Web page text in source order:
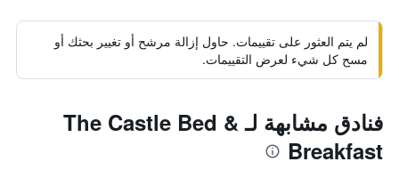
لم يتم العثور على تقييمات. حاول إزالة مرشح أو تغيير بحثك أو
مسح كل شيء لعرض التقييمات.
فنادق مشابهة لـ The Castle Bed &
Breakfast